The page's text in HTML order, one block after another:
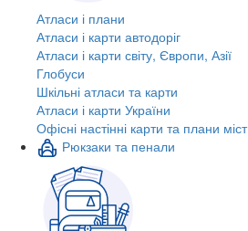
Атласи і плани
Атласи і карти автодоріг
Атласи і карти світу, Європи, Азії
Глобуси
Шкільні атласи та карти
Атласи і карти України
Офісні настінні карти та плани міст
Рюкзаки та пенали